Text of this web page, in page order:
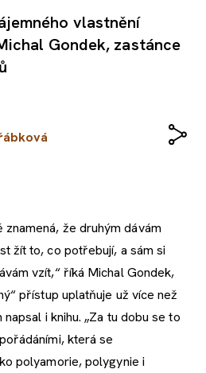
vlastnění
Gondek, zastánce
že druhým dávám
žít to, co potřebují, a sám si
vzít,“ říká Michal Gondek,
přístup uplatňuje už více než
i knihu. „Za tu dobu se to
která se
polyamorie, polygynie i